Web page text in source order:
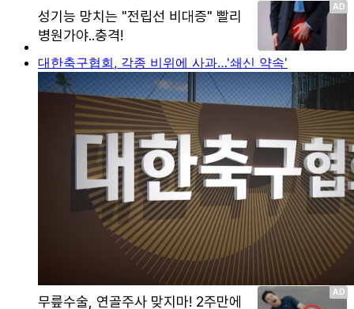
대한축구협회, 각종 비위에 사과…'쇄신 약속'